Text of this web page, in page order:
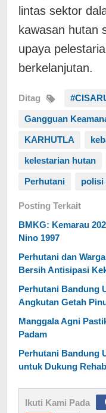
lintas sektor
kawasan hutan
upaya
berkelanjutan.
Ditag
Gangguan
KARHUTLA
kelestarian hutan
Perhutani polisi
Posting Terkait
BMKG: Kemarau
Nino 1997
Perhutani dan
Bersih Antisipasi
Perhutani Bandung
Angkutan Getah
Manggala Agni
Padam
Perhutani Bandung
untuk Dukung
Ikuti Kami Pada